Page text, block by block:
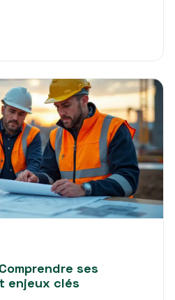
ses
enjeux clés